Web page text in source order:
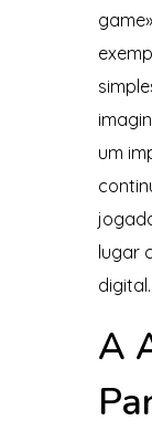
um
lugar
digital.
A